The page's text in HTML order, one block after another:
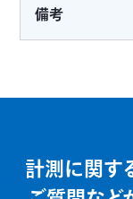
備考
計測に関す